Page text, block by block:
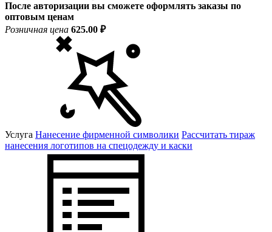
После авторизации вы сможете оформлять заказы по
оптовым ценам
Розничная цена 625.00 ₽
Услуга Нанесение фирменной символики Рассчитать тираж
нанесения логотипов на спецодежду и каски